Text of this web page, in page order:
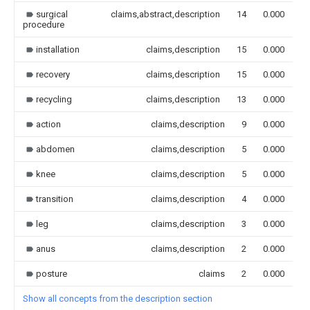
surgical
procedure
claims,abstract,description 14 0.000
installation claims,description 15 0.000
recovery claims,description 15 0.000
recycling claims,description 13 0.000
action claims,description 9 0.000
abdomen claims,description 5 0.000
knee claims,description 5 0.000
transition claims,description 4 0.000
leg claims,description 3 0.000
anus claims,description 2 0.000
posture claims 2 0.000
Show all concepts from the description section